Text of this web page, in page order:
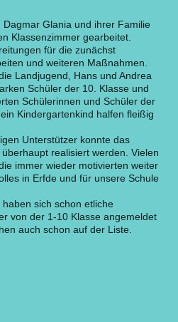
Glania und ihrer Familie
Klassenzimmer gearbeitet.
für die zunächst
und weiteren Maßnahmen.
Landjugend, Hans und Andrea
Schüler der 10. Klasse und
Schülerinnen und Schüler der
Kindergartenkind halfen fleißig
Unterstützer konnte das
realisiert werden. Vielen
immer wieder motivierten weiter
in Erfde und für unsere Schule
sich schon etliche
von der 1-10 Klasse angemeldet
auch schon auf der Liste.